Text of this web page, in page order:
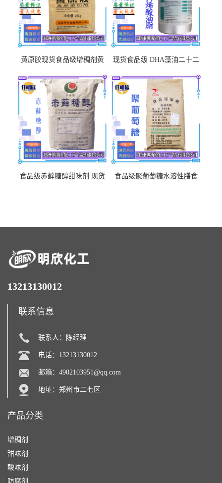
黄原胶现货食品级增稠剂黄
中轩黄原胶
现货食品级 DHA藻油二十二
惠DHA藻油
食品级赤藓糖醇甜味剂 现货
食品级聚葡萄糖水溶性膳食
13213130012
联系信息
联系人：陈经理
电话：13213130012
邮箱： 4902103951@qq.com
地址：郑州市二七区
产品分类
增稠剂
甜味剂
酸味剂
防腐剂